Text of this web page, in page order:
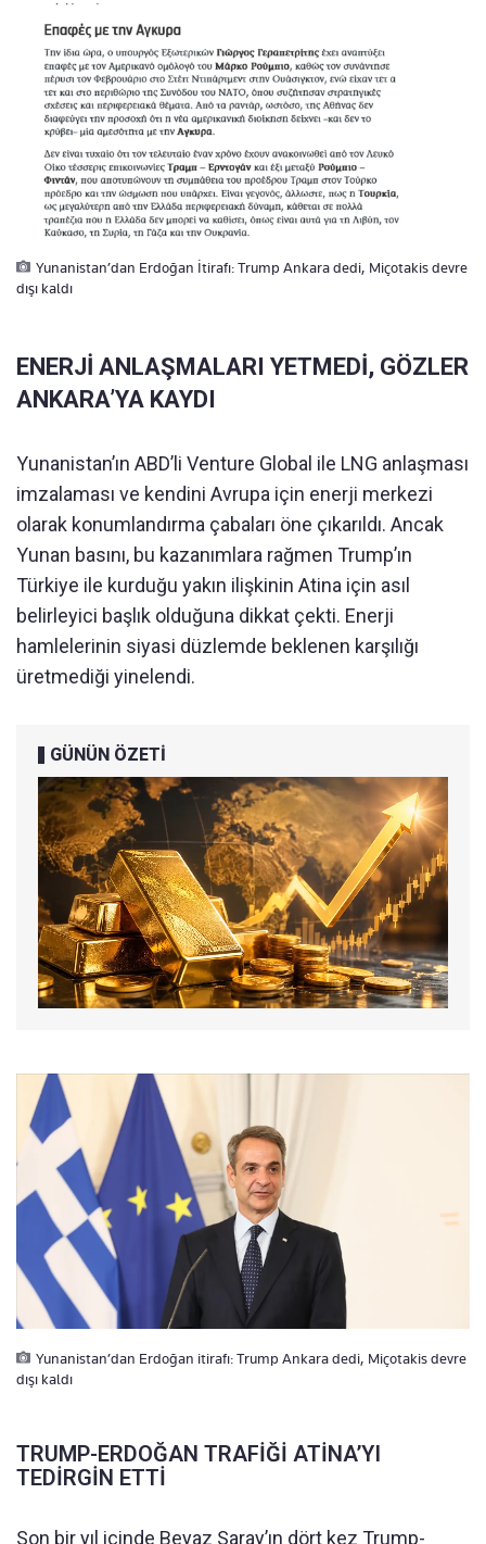
Yunanistan’dan Erdoğan İtirafı: Trump Ankara dedi, Miçotakis devre
dışı kaldı
ENERJİ ANLAŞMALARI YETMEDİ, GÖZLER
ANKARA’YA KAYDI
Yunanistan’ın ABD’li Venture Global ile LNG anlaşması
imzalaması ve kendini Avrupa için enerji merkezi
olarak konumlandırma çabaları öne çıkarıldı. Ancak
Yunan basını, bu kazanımlara rağmen Trump’ın
Türkiye ile kurduğu yakın ilişkinin Atina için asıl
belirleyici başlık olduğuna dikkat çekti. Enerji
hamlelerinin siyasi düzlemde beklenen karşılığı
üretmediği yinelendi.
GÜNÜN ÖZETİ
Yunanistan’dan Erdoğan itirafı: Trump Ankara dedi, Miçotakis devre
dışı kaldı
TRUMP-ERDOĞAN TRAFİĞİ ATİNA’YI
TEDİRGİN ETTİ
Son bir yıl içinde Beyaz Saray’ın dört kez Trump-